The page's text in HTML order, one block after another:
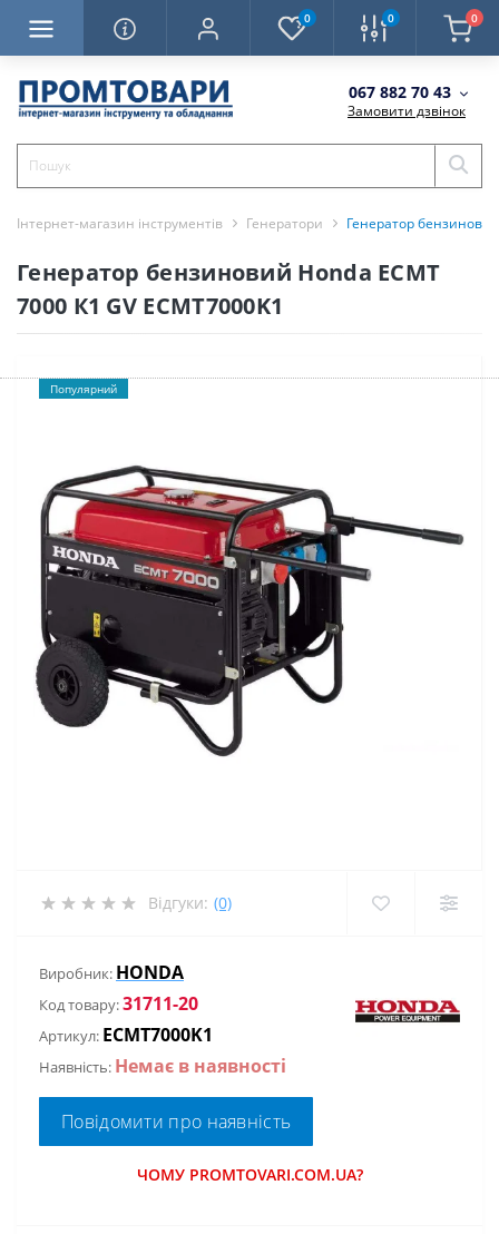
0 0 0
067 882 70 43
Замовити дзвінок
Інтернет-магазин інструментів Генератори Генератор
Генератор бензиновий Honda ECMT
7000 К1 GV ECMT7000K1
Популярний
Відгуки: (0)
Виробник: HONDA
Код товару:31711-20
Артикул: ECMT7000K1
Наявність: Немає в наявності
Повідомити про наявність
ЧОМУ PROMTOVARI.COM.UA?